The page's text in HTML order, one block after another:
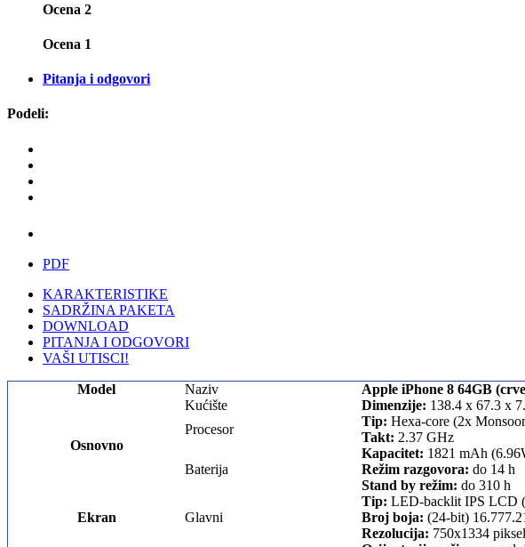
Ocena 2
Ocena 1
Pitanja i odgovori
Podeli:
PDF
KARAKTERISTIKE
SADRŽINA PAKETA
DOWNLOAD
PITANJA I ODGOVORI
VAŠI UTISCI!
Model Naziv Apple iPhone 8 64GB
Osnovno
Kućište Dimenzije: 138.4 x 67.3 x
Procesor
Tip: Hexa-core (2x
Takt: 2.37 GHz
Baterija
Kapacitet: 1821 mAh
Režim razgovora: do 14 h
Stand by režim: do 310 h
Ekran Glavni
Tip: LED-backlit IPS LCD
Broj boja: (24-bit)
Rezolucija: 750x1334